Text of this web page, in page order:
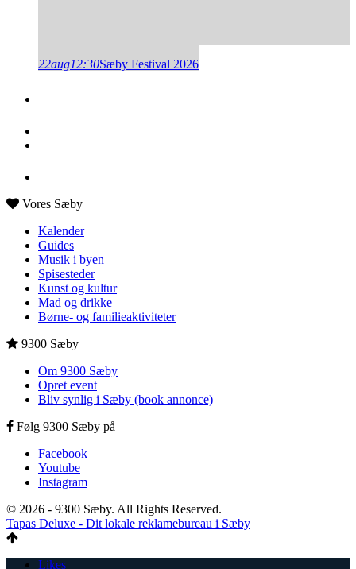
22aug12:30Sæby Festival 2026
Vores Sæby
Kalender
Guides
Musik i byen
Spisesteder
Kunst og kultur
Mad og drikke
Børne- og familieaktiviteter
9300 Sæby
Om 9300 Sæby
Opret event
Bliv synlig i Sæby (book annonce)
Følg 9300 Sæby på
Facebook
Youtube
Instagram
© 2026 - 9300 Sæby. All Rights Reserved.
Tapas Deluxe - Dit lokale reklamebureau i Sæby
Likes